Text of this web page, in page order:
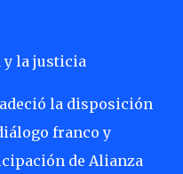
y la justicia
la disposición
franco y
de Alianza